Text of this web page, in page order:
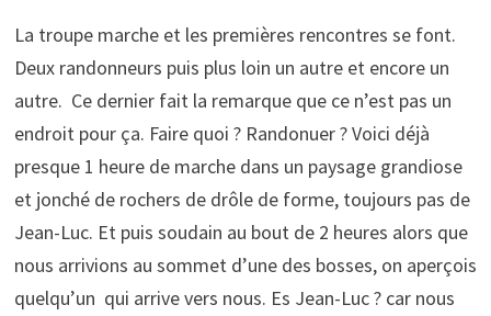
La troupe marche et les premières rencontres se font.
Deux randonneurs puis plus loin un autre et encore un
autre. Ce dernier fait la remarque que ce n’est pas un
endroit pour ça. Faire quoi ? Randonuer ? Voici déjà
presque 1 heure de marche dans un paysage grandiose
et jonché de rochers de drôle de forme, toujours pas de
Jean-Luc. Et puis soudain au bout de 2 heures alors que
nous arrivions au sommet d’une des bosses, on aperçois
quelqu’un qui arrive vers nous. Es Jean-Luc ? car nous